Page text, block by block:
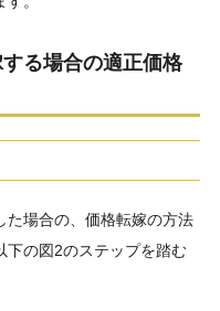
る場合の適正価格
た場合の、価格転嫁の方法
下の図2のステップを踏む